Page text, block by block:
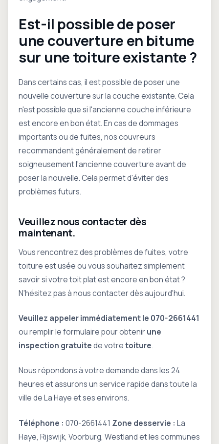
Est-il possible de poser
une couverture en bitume
sur une toiture existante ?
Dans certains cas, il est possible de poser une
nouvelle couverture sur la couche existante. Cela
n'est possible que si l'ancienne couche inférieure
est encore en bon état. En cas de dommages
importants ou de fuites, nos couvreurs
recommandent généralement de retirer
soigneusement l'ancienne couverture avant de
poser la nouvelle. Cela permet d'éviter des
problèmes futurs.
Veuillez nous contacter dès
maintenant.
Vous rencontrez des problèmes de fuites, votre
toiture est usée ou vous souhaitez simplement
savoir si votre toit plat est encore en bon état ?
N'hésitez pas à nous contacter dès aujourd'hui.
Veuillez appeler immédiatement le 070-2661441
ou remplir le formulaire pour obtenir une
inspection gratuitede votretoiture.
Nous répondons à votre demande dans les 24
heures et assurons un service rapide dans toute la
ville de La Haye et ses environs.
Téléphone : 070-2661441 Zone desservie : La
Haye, Rijswijk, Voorburg, Westland et les communes